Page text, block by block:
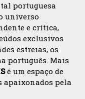
portuguesa
universo
e crítica,
exclusivos
estreias, os
português. Mais
é um espaço de
apaixonados pela